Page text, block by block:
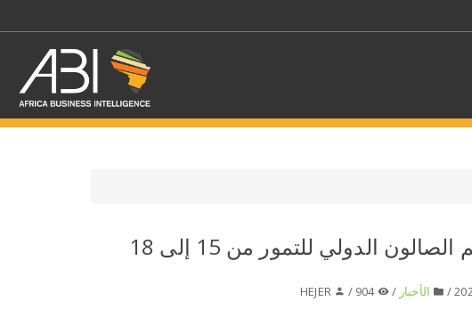
اختر قطاع / القطاعات الجزائر:تنظيم الصالون الدولي للتمور من 15 إلى 18
الأخبار /
904 /